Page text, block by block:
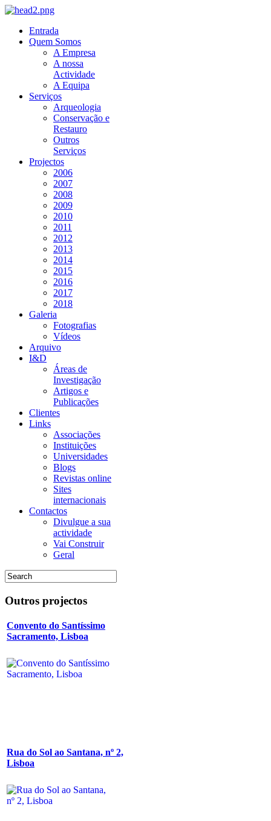
Entrada
Quem Somos
A Empresa
A nossa
Actividade
A Equipa
Serviços
Arqueologia
Conservação e
Restauro
Outros
Serviços
Projectos
2006
2007
2008
2009
2010
2011
2012
2013
2014
2015
2016
2017
2018
Galeria
Fotografias
Vídeos
Arquivo
I&D
Áreas de
Investigação
Artigos e
Publicações
Clientes
Links
Associações
Instituições
Universidades
Blogs
Revistas online
Sites
internacionais
Contactos
Divulgue a sua
actividade
Vai Construir
Geral
Outros projectos
Convento do Santíssimo
Sacramento, Lisboa
Rua do Sol ao Santana, nº 2,
Lisboa